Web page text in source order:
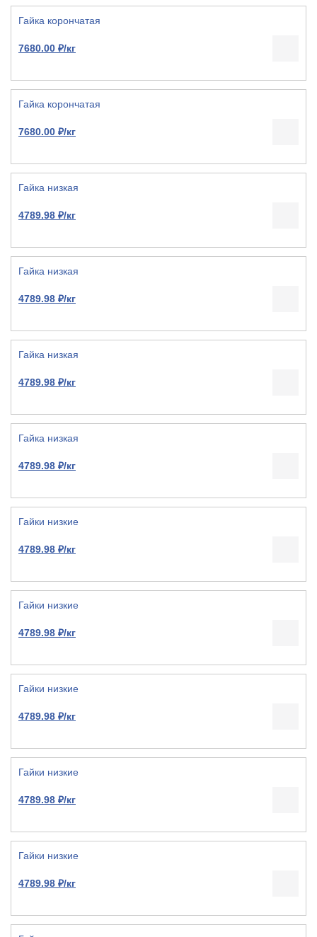
Гайка корончатая
7680.00 ₽/кг
Гайка корончатая
7680.00 ₽/кг
Гайка низкая
4789.98 ₽/кг
Гайка низкая
4789.98 ₽/кг
Гайка низкая
4789.98 ₽/кг
Гайка низкая
4789.98 ₽/кг
Гайки низкие
4789.98 ₽/кг
Гайки низкие
4789.98 ₽/кг
Гайки низкие
4789.98 ₽/кг
Гайки низкие
4789.98 ₽/кг
Гайки низкие
4789.98 ₽/кг